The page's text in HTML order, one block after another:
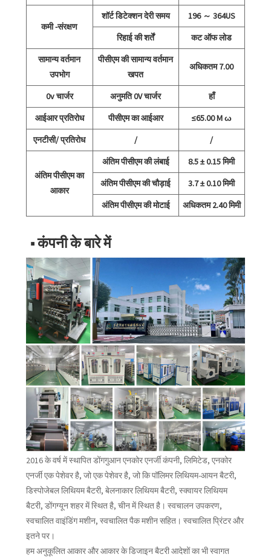
कमी -संरक्षण
शॉर्ट डिटेक्शन देरी समय
196 ～ 364US
रिहाई की शर्तें
कट ऑफ लोड
सामान्य वर्तमान
उपभोग
पीसीएम की सामान्य वर्तमान
खपत
अधिकतम 7.00
0v चार्जर अनुमति 0V चार्जर
हाँ
आईआर प्रतिरोध
पीसीएम का आईआर
≤65.00 M ω
एनटीसी/ प्रतिरोध
/ /
अंतिम पीसीएम का
आकार
अंतिम पीसीएम की लंबाई
8.5 ± 0.15 मिमी
अंतिम पीसीएम की चौड़ाई
3.7 ± 0.10 मिमी
अंतिम पीसीएम की मोटाई
अधिकतम 2.40 मिमी
■ कंपनी के बारे में
2016 के वर्ष में स्थापित डोंगगुआन एनकोर एनर्जी कंपनी, लिमिटेड, एनकोर
एनर्जी एक पेशेवर है, जो एक पेशेवर है, जो कि पॉलिमर लिथियम-आयन बैटरी,
डिस्पोजेबल लिथियम बैटरी, बेलनाकार लिथियम बैटरी, स्क्वायर लिथियम
बैटरी, डोंगग्यून शहर में स्थित है, चीन में स्थित है। स्वचालन उपकरण,
स्वचालित वाइंडिंग मशीन, स्वचालित पैक मशीन सहित। स्वचालित प्रिंटर और
इतने पर।
हम अनुकूलित आकार और आकार के डिजाइन बैटरी आदेशों का भी स्वागत